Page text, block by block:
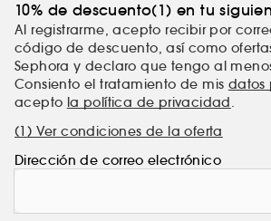
10% de descuento(1) en tu
Al registrarme, acepto recibir por
código de descuento, así como
Sephora y declaro que tengo al
Consiento el tratamiento de mis datos
acepto la política de privacidad.
(1) Ver condiciones de la oferta
Dirección de correo electrónico